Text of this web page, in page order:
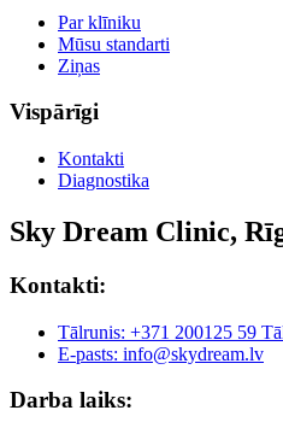
Par klīniku
Mūsu standarti
Ziņas
Vispārīgi
Kontakti
Diagnostika
Sky Dream Clinic,
Kontakti:
Tālrunis: +371 200125 59
E-pasts: info@skydream.lv
Darba laiks: